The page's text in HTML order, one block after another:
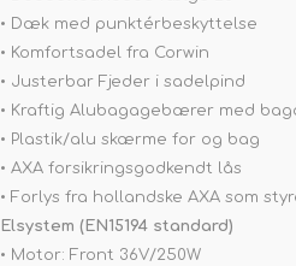
• Dæk med punktérbeskyttelse
• Komfortsadel fra Corwin
• Justerbar Fjeder i sadelpind
• Kraftig Alubagagebærer med
• Plastik/alu skærme for og bag
• AXA forsikringsgodkendt lås
• Forlys fra hollandske AXA som
Elsystem (EN15194 standard)
• Motor: Front 36V/250W